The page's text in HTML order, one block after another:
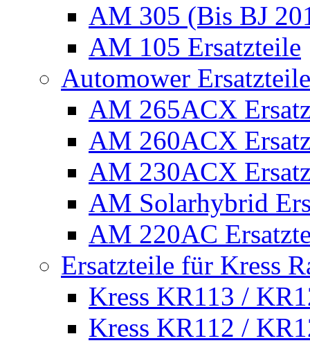
AM 305 (Bis BJ
AM 105 Ersatzteile
Automower
AM 265ACX
AM 260ACX
AM 230ACX
AM Solarhybrid
AM 220AC
Ersatzteile für Kress
Kress KR113 /
Kress KR112 /